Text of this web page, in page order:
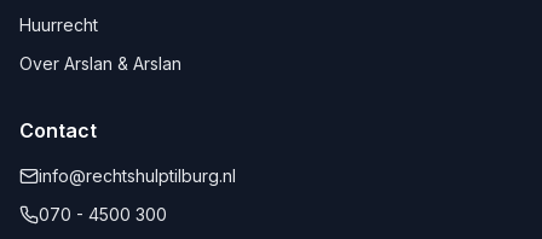
Huurrecht
Over Arslan & Arslan
Contact
info@rechtshulptilburg.nl
070 - 4500 300